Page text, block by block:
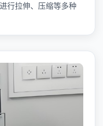
行拉伸、压缩等多种